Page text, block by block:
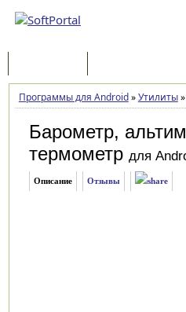
Программы для Android»Утилиты»
Барометр,
термометр для
Описание Отзывы